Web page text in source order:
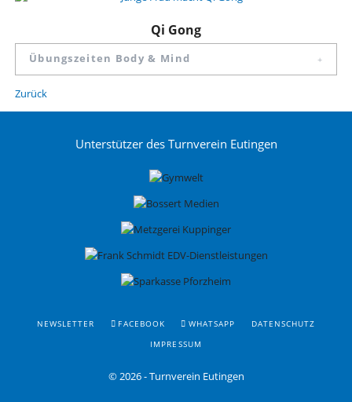
Qi Gong
Übungszeiten Body & Mind
Zurück
Unterstützer des Turnverein Eutingen
NEWSLETTER FACEBOOK WHATSAPP
DATENSCHUTZ
IMPRESSUM
© 2026 - Turnverein Eutingen